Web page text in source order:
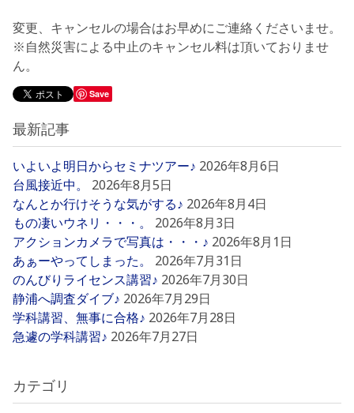
変更、キャンセルの場合はお早めにご連絡くださいませ。
※自然災害による中止のキャンセル料は頂いておりませ
ん。
Save
最新記事
いよいよ明日からセミナツアー♪ 2026年8月6日
台風接近中。
2026年8月5日
なんとか行けそうな気がする♪ 2026年8月4日
もの凄いウネリ・・・。
2026年8月3日
アクションカメラで写真は・・・♪ 2026年8月1日
あぁーやってしまった。
2026年7月31日
のんびりライセンス講習♪ 2026年7月30日
静浦へ調査ダイブ♪ 2026年7月29日
学科講習、無事に合格♪ 2026年7月28日
急遽の学科講習♪ 2026年7月27日
カテゴリ